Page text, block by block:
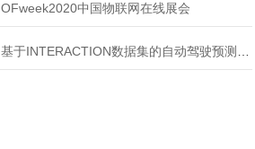
OFweek2020中国物联网在线展会
基于INTERACTION数据集的自动驾驶预测模型挑战赛